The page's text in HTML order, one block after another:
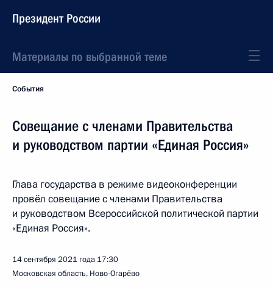
Президент России
Материалы по выбранной теме
События
Совещание с членами Правительства
и руководством партии «Единая Россия»
Глава государства в режиме видеоконференции
провёл совещание с членами Правительства
и руководством Всероссийской политической партии
«Единая Россия».
14 сентября 2021 года 17:30
Московская область, Ново-Огарёво